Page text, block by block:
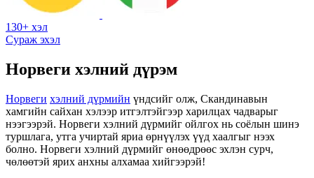
130+ хэл
Сураж эхэл
Норвеги хэлний дүрэм
Норвеги хэлний дүрмийн үндсийг олж, Скандинавын
хамгийн сайхан хэлээр итгэлтэйгээр харилцах чадварыг
нээгээрэй. Норвеги хэлний дүрмийг ойлгох нь соёлын шинэ
туршлага, утга учиртай яриа өрнүүлэх үүд хаалгыг нээх
болно. Норвеги хэлний дүрмийг өнөөдрөөс эхлэн сурч,
чөлөөтэй ярих анхны алхамаа хийгээрэй!